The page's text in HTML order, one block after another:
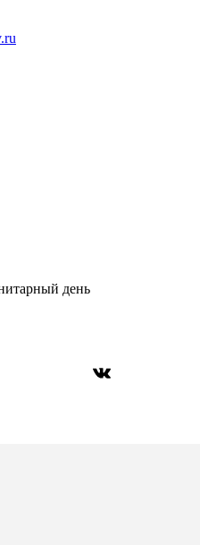
день
ВКонтакте